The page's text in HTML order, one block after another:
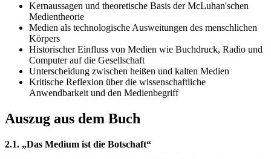
Kernaussagen und theoretische Basis der McLuhan'schen
Medientheorie
Medien als technologische Ausweitungen des menschlichen
Körpers
Historischer Einfluss von Medien wie Buchdruck, Radio und
Computer auf die Gesellschaft
Unterscheidung zwischen heißen und kalten Medien
Kritische Reflexion über die wissenschaftliche
Anwendbarkeit und den Medienbegriff
Auszug aus dem Buch
2.1. „Das Medium ist die Botschaft“